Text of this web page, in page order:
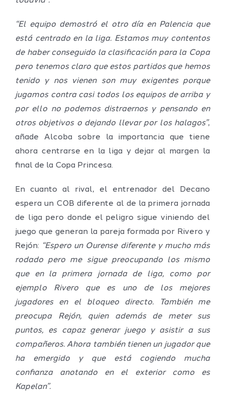
“El equipo demostró el otro día en Palencia que
está centrado en la liga. Estamos muy contentos
de haber conseguido la clasificación para la Copa
pero tenemos claro que estos partidos que hemos
tenido y nos vienen son muy exigentes porque
jugamos contra casi todos los equipos de arriba y
por ello no podemos distraernos y pensando en
otros objetivos o dejando llevar por los halagos”,
añade Alcoba sobre la importancia que tiene
ahora centrarse en la liga y dejar al margen la
final de la Copa Princesa.
En cuanto al rival, el entrenador del Decano
espera un COB diferente al de la primera jornada
de liga pero donde el peligro sigue viniendo del
juego que generan la pareja formada por Rivero y
Rejón: “Espero un Ourense diferente y mucho más
rodado pero me sigue preocupando los mismo
que en la primera jornada de liga, como por
ejemplo Rivero que es uno de los mejores
jugadores en el bloqueo directo. También me
preocupa Rejón, quien además de meter sus
puntos, es capaz generar juego y asistir a sus
compañeros. Ahora también tienen un jugador que
ha emergido y que está cogiendo mucha
confianza anotando en el exterior como es
Kapelan”.